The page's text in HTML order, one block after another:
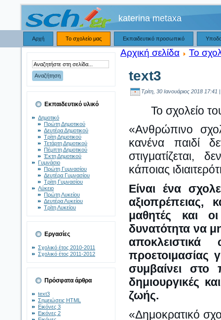
katerina metaxa
Αρχή Το σχολείο μας Εκπαιδευτικό προσωπικό
Εκπαιδευτικό υλικό
Δημοτικό
Πρώτη Δημοτικού
Δευτέρα Δημοτικού
Τρίτη Δημοτικού
Τετάρτη Δημοτικού
Πέμπτη Δημοτικού
Έκτη Δημοτικού
Γυμνάσιο
Πρώτη Γυμνασίου
Δευτέρα Γυμνασίου
Τρίτη Γυμνασίου
Λύκειο
Πρώτη Λυκείου
Δευτέρα Λυκείου
Τρίτη Λυκείου
Εργασίες
Σχολικό έτος 2010-2011
Σχολικό έτος 2011-2012
Πρόσφατα άρθρα
text3
Σημειώσεις HTML
Εικόνες 3
Εικόνες 2
Αρχική σελίδα Το
text3
Τρίτη, 30 Ιανουάριος 2018 17:41
Το σχολείο
«Ανθρώπινο
κανένα παιδί
στιγματίζεται,
κάποιας
Είναι ένα
αξιοπρέπειας,
μαθητές και
δυνατότητα να
αποκλειστικά
προετοιμασίας
συμβαίνει
δημιουργικές
ζωής.
«Δημοκρατικό